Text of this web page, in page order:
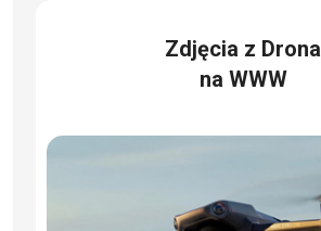
Zdjęcia z Drona
na WWW